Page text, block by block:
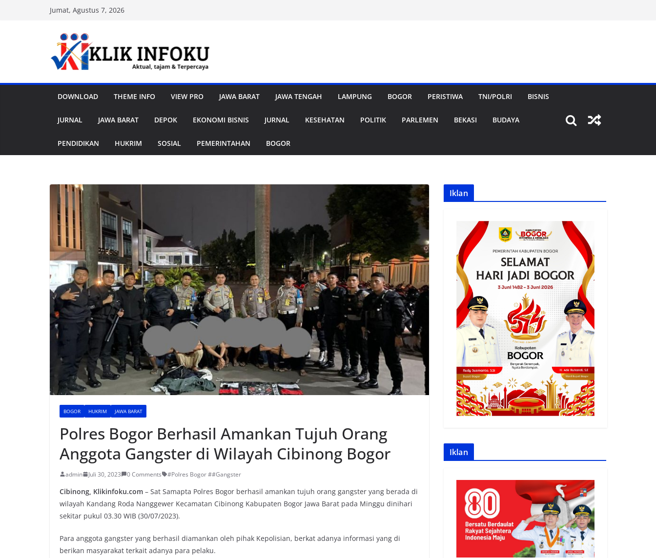
Jumat, Agustus 7, 2026
DOWNLOAD THEME INFO VIEW PRO JAWA BARAT JAWA TENGAH LAMPUNG BOGOR PERISTIWA TNI/POLRI BISNIS
JURNAL JAWA BARAT DEPOK EKONOMI BISNIS JURNAL KESEHATAN POLITIK PARLEMEN BEKASI BUDAYA
PENDIDIKAN HUKRIM SOSIAL PEMERINTAHAN BOGOR
BOGOR HUKRIM JAWA BARAT
Polres Bogor Berhasil Amankan Tujuh Orang
Anggota Gangster di Wilayah Cibinong Bogor
admin Juli 30, 2023 0 Comments #Polres Bogor ##Gangster
Cibinong, Klikinfoku.com – Sat Samapta Polres Bogor berhasil amankan tujuh orang gangster yang berada di
wilayah Kandang Roda Nanggewer Kecamatan Cibinong Kabupaten Bogor Jawa Barat pada Minggu dinihari
sekitar pukul 03.30 WIB (30/07/2023).
Para anggota gangster yang berhasil diamankan oleh pihak Kepolisian, berkat adanya informasi yang di
berikan masyarakat terkait adanya para pelaku.
Iklan
Iklan